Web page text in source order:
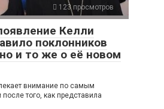
123 просмотров
Келли
поклонников
и то же о её новом
внимание по самым
того, как представила